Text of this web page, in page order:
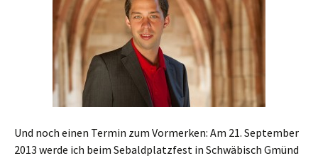
Und noch einen Termin zum Vormerken: Am 21. September
2013 werde ich beim Sebaldplatzfest in Schwäbisch Gmünd